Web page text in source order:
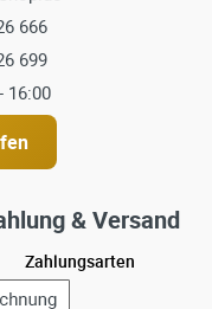
666
699
16:00
& Versand
Zahlungsarten